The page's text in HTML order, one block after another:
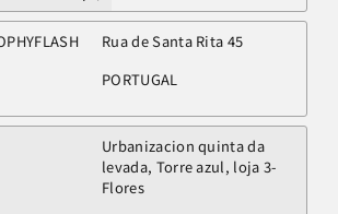
Rua de Santa Rita 45
PORTUGAL
Urbanizacion quinta da
levada, Torre azul, loja 3-
Flores